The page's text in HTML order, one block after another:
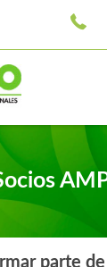
parte